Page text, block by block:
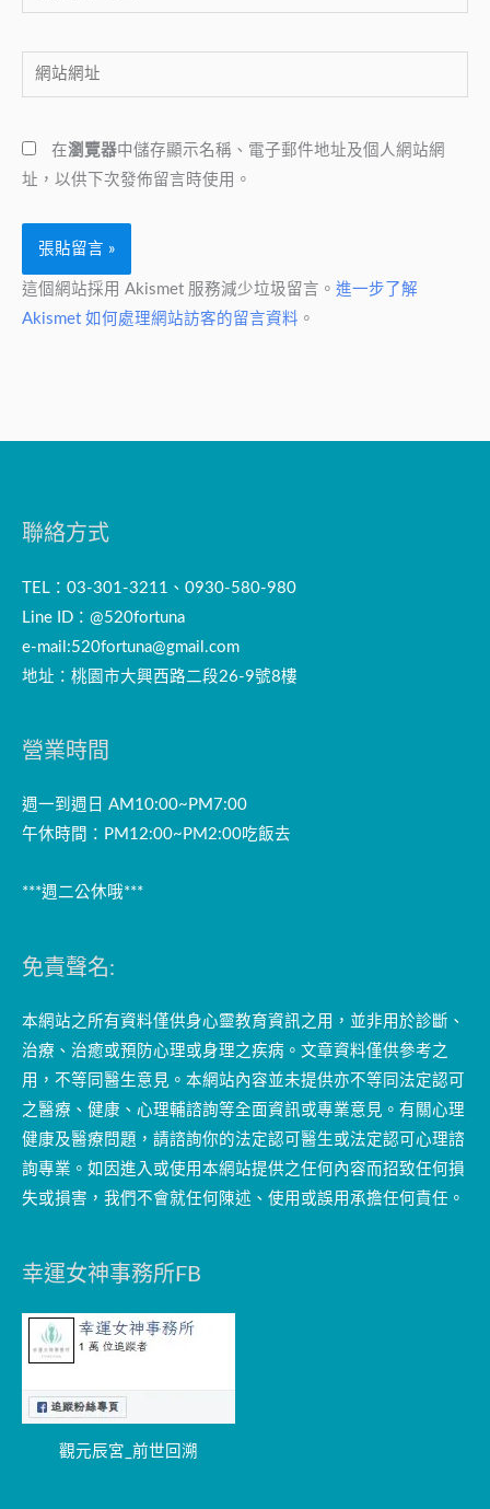
子
件
地
*
網
站
址
在瀏覽器中儲存顯示名稱、電子郵件地址及個人網站網
址，以供下次發佈留言時使用。
這個網站採用 Akismet 服務減少垃圾留言。 進一步了解
Akismet 如何處理網站訪客的留言資料 。
聯絡方式
TEL：03-301-3211、0930-580-980
Line ID：@520fortuna
e-mail:520fortuna@gmail.com
地址：桃園市大興西路二段26-9號8樓
營業時間
週一到週日 AM10:00~PM7:00
午休時間：PM12:00~PM2:00吃飯去
***週二公休哦***
免責聲名:
本網站之所有資料僅供身心靈教育資訊之用，並非用於診斷、
治療、治癒或預防心理或身理之疾病。文章資料僅供參考之
用，不等同醫生意見。本網站內容並未提供亦不等同法定認可
之醫療、健康、心理輔諮詢等全面資訊或專業意見。有關心理
健康及醫療問題，請諮詢你的法定認可醫生或法定認可心理諮
詢專業。如因進入或使用本網站提供之任何內容而招致任何損
失或損害，我們不會就任何陳述、使用或誤用承擔任何責任。
幸運女神事務所FB
觀元辰宮_前世回溯